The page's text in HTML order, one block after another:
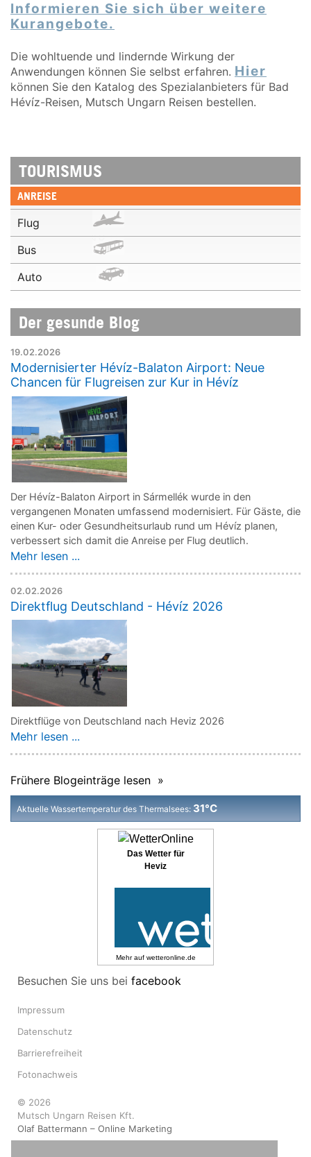
Informieren Sie sich über weitere
Kurangebote.
Die wohltuende und lindernde Wirkung der
Anwendungen können Sie selbst erfahren. Hier
können Sie den Katalog des Spezialanbieters für Bad
Hévíz-Reisen, Mutsch Ungarn Reisen bestellen.
TOURISMUS
ANREISE
Flug
Bus
Auto
Der gesunde Blog
19.02.2026
Modernisierter Hévíz-Balaton Airport: Neue
Chancen für Flugreisen zur Kur in Hévíz
Der Hévíz-Balaton Airport in Sármellék wurde in den
vergangenen Monaten umfassend modernisiert. Für Gäste, die
einen Kur- oder Gesundheitsurlaub rund um Hévíz planen,
verbessert sich damit die Anreise per Flug deutlich.
Mehr lesen ...
02.02.2026
Direktflug Deutschland - Hévíz 2026
Direktflüge von Deutschland nach Heviz 2026
Mehr lesen ...
Frühere Blogeinträge lesen »
Aktuelle Wassertemperatur des Thermalsees: 31°C
Das Wetter für
Heviz
Mehr auf wetteronline.de
Besuchen Sie uns bei facebook
Impressum
Datenschutz
Barrierefreiheit
Fotonachweis
© 2026
Mutsch Ungarn Reisen Kft.
Olaf Battermann – Online Marketing